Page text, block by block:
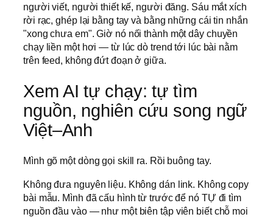
người viết, người thiết kế, người đăng. Sáu mắt xích
rời rạc, ghép lại bằng tay và bằng những cái tin nhắn
"xong chưa em". Giờ nó nối thành một dây chuyền
chạy liền một hơi — từ lúc dò trend tới lúc bài nằm
trên feed, không đứt đoạn ở giữa.
Xem AI tự chạy: tự tìm
nguồn, nghiên cứu song ngữ
Việt–Anh
Mình gõ một dòng gọi skill ra. Rồi buông tay.
Không đưa nguyên liệu. Không dán link. Không copy
bài mẫu. Mình đã cấu hình từ trước để nó TỰ đi tìm
nguồn đầu vào — như một biên tập viên biết chỗ moi